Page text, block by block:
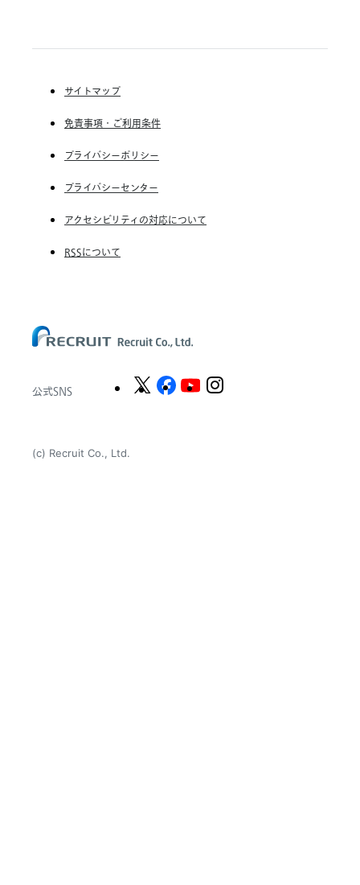
RGF Staffing France SAS
RGF Staffing Germany GmbH
RGF Staffing the Netherlands B.V.
Unique NV
(c) Recruit Co., Ltd.
公式SNS
サイトマップ
免責事項・ご利用条件
プライバシーポリシー
プライバシーセンター
アクセシビリティの対応について
RSSについて